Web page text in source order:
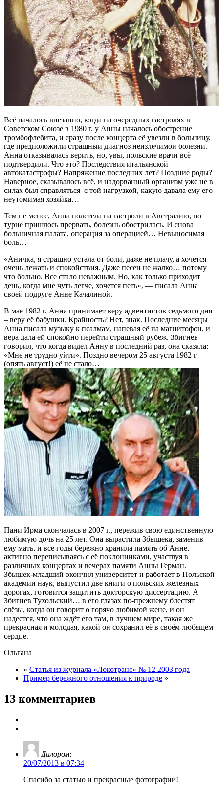
Всё началось внезапно, когда на очередных гастролях в
Советском Союзе в 1980 г. у Анны началось обострение
тромбофлебита, и сразу после концерта её увезли в больницу,
где предположили страшный диагноз неизлечимой болезни.
Анна отказывалась верить, но, увы, польские врачи всё
подтвердили. Что это? Последствия итальянской
автокатастрофы? Напряжение последних лет? Поздние роды?
Наверное, сказывалось всё, и надорванный организм уже не в
силах был справляться с той нагрузкой, какую давала ему его
неутомимая хозяйка…
Тем не менее, Анна полетела на гастроли в Австралию, но
турне пришлось прервать, болезнь обострилась. И снова
больничная палата, операция за операцией… Невыносимая
боль…
«Аничка, я страшно устала от боли, даже не плачу, а хочется
очень лежать и спокойствия. Даже песен не жалко… потому
что больно. Все стало неважным. Но, как только приходит
день, когда мне чуть легче, хочется петь», — писала Анна
своей подруге Анне Качалиной.
В мае 1982 г. Анна принимает веру адвентистов седьмого дня
– веру её бабушки. Крайность? Нет, знак. Последние месяцы
Анна писала музыку к псалмам, напевая её на магнитофон, и
вера дала ей спокойно перейти страшный рубеж. Збигнев
говорил, что когда видел Анну в последний раз, она сказала:
«Мне не трудно уйти». Поздно вечером 25 августа 1982 г.
(опять август!) её не стало…
Пани Ирма скончалась в 2007 г., пережив свою единственную
любимую дочь на 25 лет. Она вырастила Збышека, заменив
ему мать, и все годы бережно хранила память об Анне,
активно переписываясь с её поклонниками, участвуя в
различных концертах и вечерах памяти Анны Герман.
Збышек-младший окончил университет и работает в Польской
академии наук, выпустил две книги о польских железных
дорогах, готовится защитить докторскую диссертацию. А
Збигнев Тухольский… в его глазах по-прежнему блестят
слёзы, когда он говорит о горячо любимой жене, и он
надеется, что она ждёт его там, в лучшем мире, такая же
прекрасная и молодая, какой он сохранил её в своём любящем
сердце.
Ольгана
« Статья из журнала «Локотранс» № 12 2003 года
Пример бережного отношения к природе »
13 комментариев
Дилором:
20/07/2013 в 07:34
Спасибо за статью и прекрасные фотографии!